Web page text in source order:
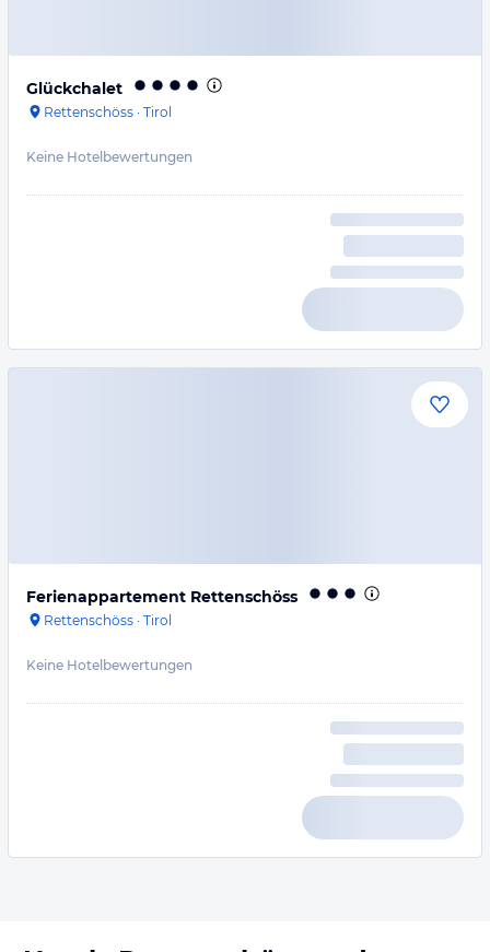
Glückchalet
Rettenschöss · Tirol
Keine Hotelbewertungen
Ferienappartement Rettenschöss
Rettenschöss · Tirol
Keine Hotelbewertungen